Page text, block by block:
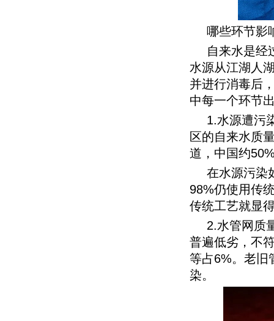
哪些环节影
自来水是经
水源从江湖人
并进行消毒后
中每一个环节
1.水源遭污
区的自来水质
道，中国约
在水源污染
98%仍使用传
传统工艺就显
2.水管网质
普遍低劣，不
等占6%。老旧
染。